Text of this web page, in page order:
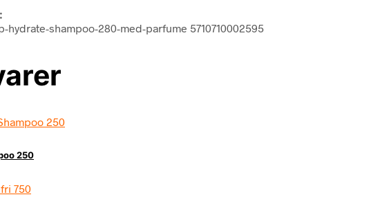
shampoo-280-med-parfume 5710710002595
250